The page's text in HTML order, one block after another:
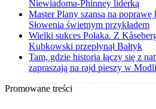
Niewiadoma-Phinney liderką
Master Plany szansą na
Słowenia świetnym przykładem
Wielki sukces Polaka. Z
Kubkowski przepłynął Bałtyk
Tam, gdzie historia łączy się z
zapraszają na rajd pieszy w
Promowane treści